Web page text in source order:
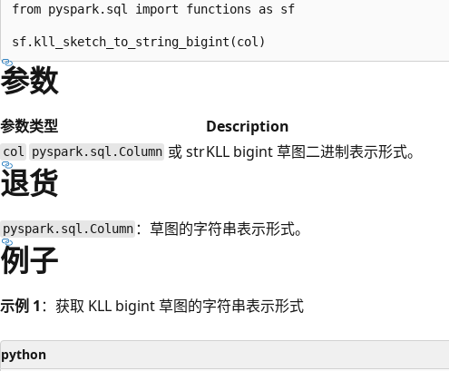
from pyspark.sql import functions as sf
参数
参数类型 Description
col pyspark.sql.Column 或 strKLL bigint 草图二进制表示形式。
退货
pyspark.sql.Column ：草图的字符串表示形式。
例子
示例 1 ：获取 KLL bigint 草图的字符串表示形式
python